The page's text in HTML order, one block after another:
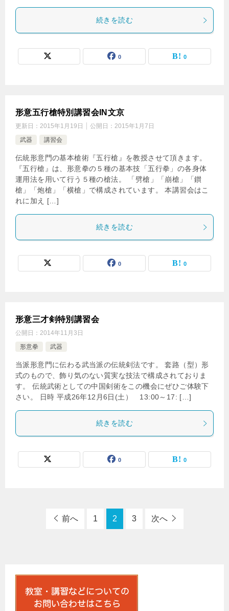
続きを読む
0 0
形意五行槍特別講習会IN文京
更新日： 2015年1月19日 公開日： 2015年1月7日
武器
講習会
伝統形意門の基本槍術『五行槍』を教授させて頂きます。
『五行槍』は、形意拳の５種の基本技「五行拳」の各身体
運用法を用いて行う５種の槍法。 「劈槍」「崩槍」「鑚
槍」「炮槍」「横槍」で構成されています。 本講習会はこ
れに加え […]
続きを読む
0 0
形意三才剣特別講習会
公開日： 2014年11月3日
形意拳
武器
当派形意門に伝わる武当派の伝統剣法です。 套路（型）形
式のもので、飾り気のない質実な技法で構成されておりま
す。 伝統武術としての中国剣術をこの機会にぜひご体験下
さい。 日時 平成26年12月6日(土） 13:00～17: […]
続きを読む
0 0
前へ 1 2 3 次へ